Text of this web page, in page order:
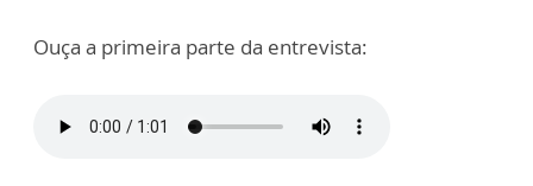
Ouça a primeira parte da entrevista: